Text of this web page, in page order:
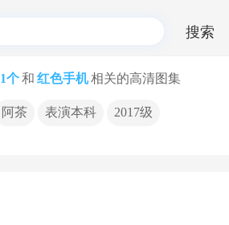
搜索
1个和 红色手机相关的高清图集
阿茶 表演本科 2017级